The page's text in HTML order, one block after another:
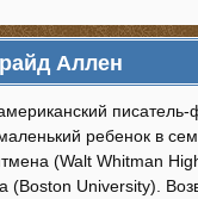
Аллен
писатель-
ребенок в
(Walt Whitman
(Boston University).